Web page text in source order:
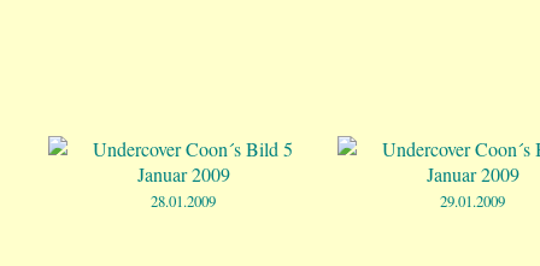
28.01.2009 29.01.2009